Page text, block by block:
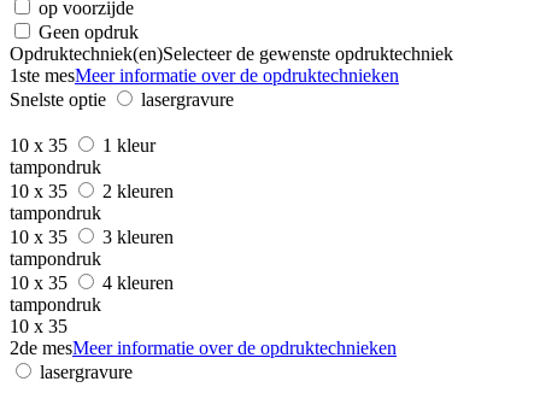
op voorzijde
Geen opdruk
Opdruktechniek(en)Selecteer de gewenste opdruktechniek
1ste mesMeer informatie over de opdruktechnieken
Snelste optie
lasergravure
10 x 35
1 kleur
tampondruk
10 x 35
2 kleuren
tampondruk
10 x 35
3 kleuren
tampondruk
10 x 35
4 kleuren
tampondruk
10 x 35
2de mesMeer informatie over de opdruktechnieken
lasergravure